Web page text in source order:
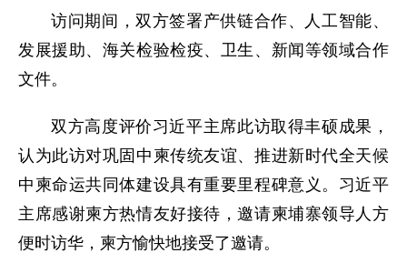
访问期间，双方签署产供链合作、人工智能、
发展援助、海关检验检疫、卫生、新闻等领域合作
文件。
双方高度评价习近平主席此访取得丰硕成果，
认为此访对巩固中柬传统友谊、推进新时代全天候
中柬命运共同体建设具有重要里程碑意义。习近平
主席感谢柬方热情友好接待，邀请柬埔寨领导人方
便时访华，柬方愉快地接受了邀请。